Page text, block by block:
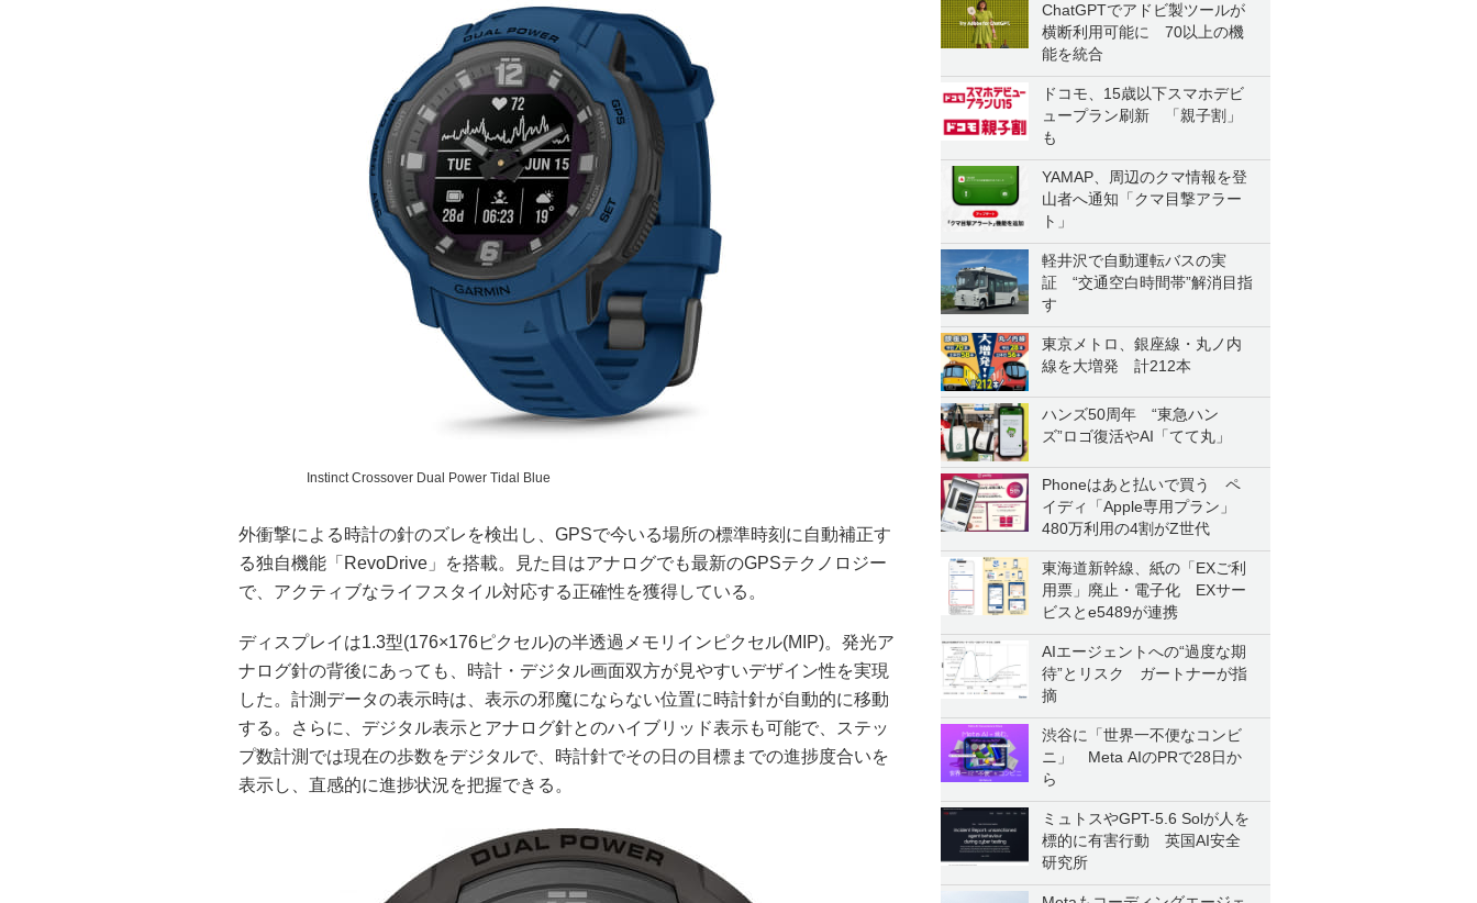
ChatGPTでアドビ製ツールが
横断利用可能に 70以上の機
能を統合
ドコモ、15歳以下スマホデビ
ュープラン刷新 「親子割」
も
YAMAP、周辺のクマ情報を登
山者へ通知「クマ目撃アラー
ト」
軽井沢で自動運転バスの実
証 “交通空白時間帯”解消目指
す
東京メトロ、銀座線・丸ノ内
線を大増発 計212本
ハンズ50周年 “東急ハン
ズ”ロゴ復活やAI「てて丸」
Phoneはあと払いで買う ペ
イディ「Apple専用プラン」
480万利用の4割がZ世代
東海道新幹線、紙の「EXご利
用票」廃止・電子化 EXサー
ビスとe5489が連携
AIエージェントへの“過度な期
待”とリスク ガートナーが指
摘
渋谷に「世界一不便なコンビ
ニ」 Meta AIのPRで28日か
ら
ミュトスやGPT-5.6 Solが人を
標的に有害行動 英国AI安全
研究所
Instinct Crossover Dual Power Tidal Blue
外衝撃による時計の針のズレを検出し、GPSで今いる場所の標準時刻に自動補正す
る独自機能「RevoDrive」を搭載。見た目はアナログでも最新のGPSテクノロジー
で、アクティブなライフスタイル対応する正確性を獲得している。
ディスプレイは1.3型(176×176ピクセル)の半透過メモリインピクセル(MIP)。発光ア
ナログ針の背後にあっても、時計・デジタル画面双方が見やすいデザイン性を実現
した。計測データの表示時は、表示の邪魔にならない位置に時計針が自動的に移動
する。さらに、デジタル表示とアナログ針とのハイブリッド表示も可能で、ステッ
プ数計測では現在の歩数をデジタルで、時計針でその日の目標までの進捗度合いを
表示し、直感的に進捗状況を把握できる。